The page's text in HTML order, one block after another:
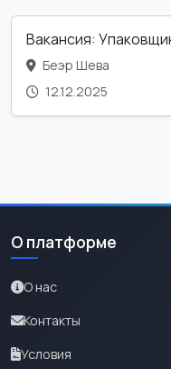
Вакансия:
Беэр Шева
12.12.2025
О платформе
О нас
Контакты
Условия